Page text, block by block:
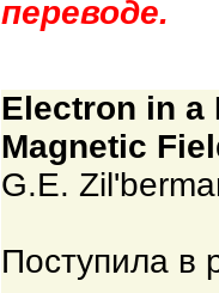
переводе.
Electron in a
Magnetic
G.E.
Поступила в